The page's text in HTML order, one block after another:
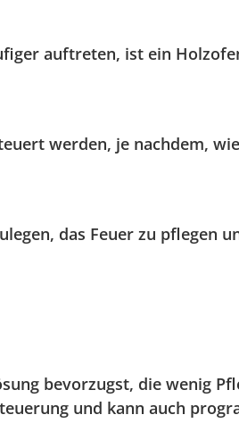
auftreten, ist ein
werden, je nachdem,
das Feuer zu pflegen
bevorzugst, die wenig
und kann auch